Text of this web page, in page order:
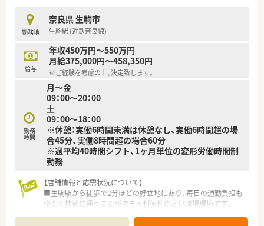
【勤務実態について】
■残業時間は平均で月10時間未満に抑えられており、ワークラ
イフバランスを大切にしたい方におすすめです。
■開局時間は平日19時までで、火曜と木曜は早めに閉まるため、
メリハリをつけて働くことができます。
■お車での通勤も全ての店舗で可能となっており、ご自身のライ
フスタイルに合わせた通勤方法を選べます。
勤務地
奈良県 生駒市
生駒駅 (近鉄奈良線)
給与
年収450万円～550万円
月給375,000円～458,350円
※ご経験を考慮の上、決定致します。
勤務
時間
月～金
09：00～20：00
土
09：00～18：00
※休憩：実働6時間未満は休憩なし、実働6時間超の場
合45分、実働8時間超の場合60分
※週平均40時間シフト、1ヶ月単位の変形労働時間制
勤務
【店舗情報と応需状況について】
■生駒駅から徒歩で2分ほどの好立地にあり、毎日の通勤負担も
少なく快適に通うことができる利便性の高い職場環境です。